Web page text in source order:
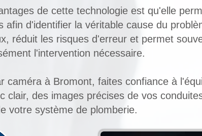
de cette technologie est qu'elle
afin d'identifier la véritable cause du
réduit les risques d'erreur et permet
l'intervention nécessaire.
caméra à Bromont, faites confiance à
clair, des images précises de vos
votre système de plomberie.